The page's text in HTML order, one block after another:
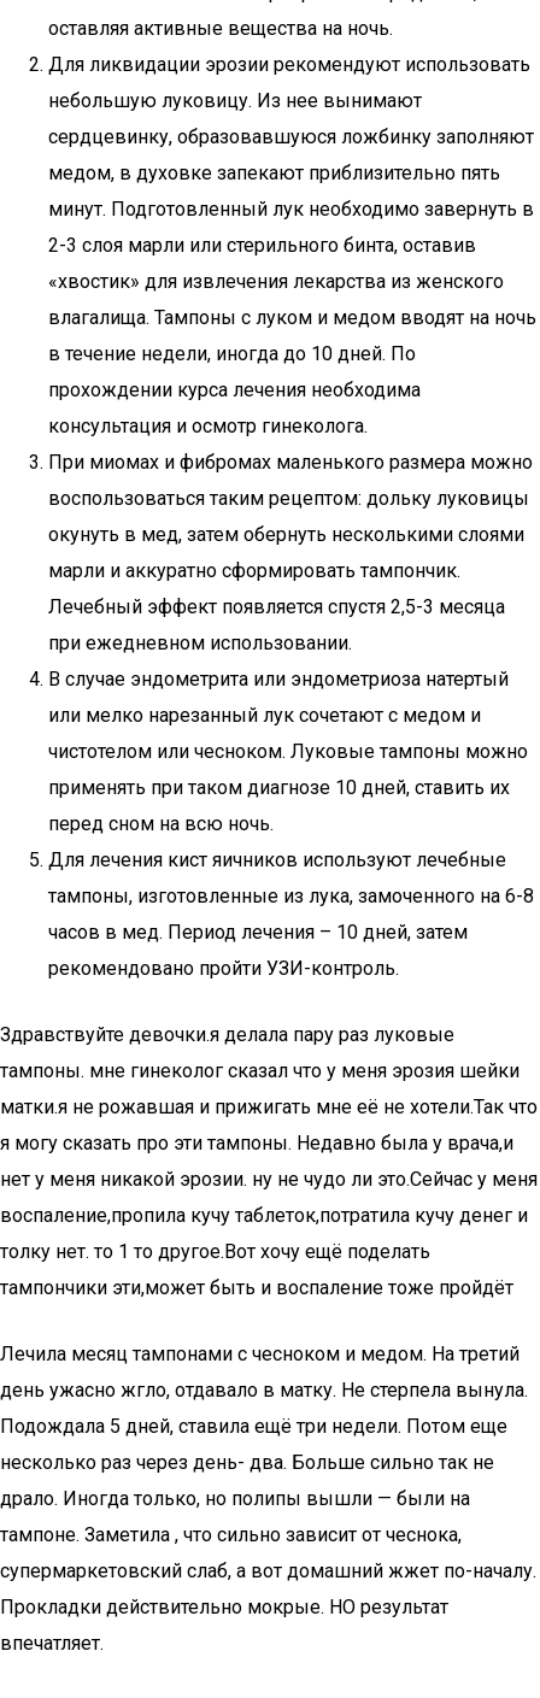
оставляя активные вещества на ночь.
Для ликвидации эрозии рекомендуют использовать
небольшую луковицу. Из нее вынимают
сердцевинку, образовавшуюся ложбинку заполняют
медом, в духовке запекают приблизительно пять
минут. Подготовленный лук необходимо завернуть в
2-3 слоя марли или стерильного бинта, оставив
«хвостик» для извлечения лекарства из женского
влагалища. Тампоны с луком и медом вводят на ночь
в течение недели, иногда до 10 дней. По
прохождении курса лечения необходима
консультация и осмотр гинеколога.
При миомах и фибромах маленького размера можно
воспользоваться таким рецептом: дольку луковицы
окунуть в мед, затем обернуть несколькими слоями
марли и аккуратно сформировать тампончик.
Лечебный эффект появляется спустя 2,5-3 месяца
при ежедневном использовании.
В случае эндометрита или эндометриоза натертый
или мелко нарезанный лук сочетают с медом и
чистотелом или чесноком. Луковые тампоны можно
применять при таком диагнозе 10 дней, ставить их
перед сном на всю ночь.
Для лечения кист яичников используют лечебные
тампоны, изготовленные из лука, замоченного на 6-8
часов в мед. Период лечения – 10 дней, затем
рекомендовано пройти УЗИ-контроль.
Здравствуйте девочки.я делала пару раз луковые
тампоны. мне гинеколог сказал что у меня эрозия шейки
матки.я не рожавшая и прижигать мне её не хотели.Так что
я могу сказать про эти тампоны. Недавно была у врача,и
нет у меня никакой эрозии. ну не чудо ли это.Сейчас у меня
воспаление,пропила кучу таблеток,потратила кучу денег и
толку нет. то 1 то другое.Вот хочу ещё поделать
тампончики эти,может быть и воспаление тоже пройдёт
Лечила месяц тампонами с чесноком и медом. На третий
день ужасно жгло, отдавало в матку. Не стерпела вынула.
Подождала 5 дней, ставила ещё три недели. Потом еще
несколько раз через день- два. Больше сильно так не
драло. Иногда только, но полипы вышли — были на
тампоне. Заметила , что сильно зависит от чеснока,
супермаркетовский слаб, а вот домашний жжет по-началу.
Прокладки действительно мокрые. НО результат
впечатляет.